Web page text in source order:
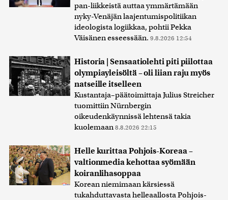
pan-liikkeistä auttaa ymmärtämään
nyky-Venäjän laajentumispolitiikan
ideologista logiikkaa, pohtii Pekka
Väisänen esseessään. 9.8.2026 12:54
Historia | Sensaatiolehti piti piilottaa
olympiayleisöltä – oli liian raju myös
natseille itselleen
Kustantaja–päätoimittaja Julius Streicher
tuomittiin Nürnbergin
oikeudenkäynnissä lehtensä takia
kuolemaan 8.8.2026 22:15
Helle kurittaa Pohjois-Koreaa –
valtionmedia kehottaa syömään
koiranlihasoppaa
Korean niemimaan kärsiessä
tukahduttavasta helleaallosta Pohjois-